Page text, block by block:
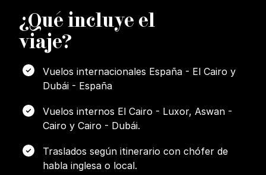
¿Qué incluye el
viaje?
Vuelos internacionales España - El Cairo y
Dubái - España
Vuelos internos El Cairo - Luxor, Aswan -
Cairo y Cairo - Dubái.
Traslados según itinerario con chófer de
habla inglesa o local.